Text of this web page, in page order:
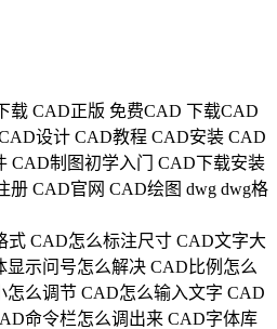
载 CAD正版 免费CAD 下载CAD
设计 CAD教程 CAD安装 CAD
CAD制图初学入门
CAD下载安装
册 CAD官网 CAD绘图 dwg dwg格
式 CAD怎么标注尺寸 CAD文字大
显示问号怎么解决 CAD比例怎么
怎么调节 CAD怎么输入文字 CAD
命令栏怎么调出来 CAD字体库